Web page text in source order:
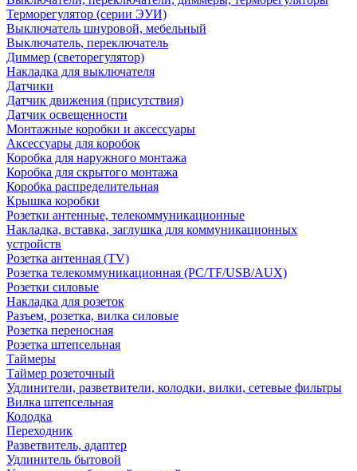
Терморегулятор (серии ЭУИ)
Выключатель шнуровой, мебельный
Выключатель, переключатель
Диммер (светорегулятор)
Накладка для выключателя
Датчики
Датчик движения (присутствия)
Датчик освещенности
Монтажные коробки и аксессуары
Аксессуары для коробок
Коробка для наружного монтажа
Коробка для скрытого монтажа
Коробка распределительная
Крышка коробки
Розетки антенные, телекоммуникационные
Накладка, вставка, заглушка для коммуникационных
устройств
Розетка антенная (TV)
Розетка телекоммуникационная (PC/TF/USB/AUX)
Розетки силовые
Накладка для розеток
Разъем, розетка, вилка силовые
Розетка переносная
Розетка штепсельная
Таймеры
Таймер розеточный
Удлинители, разветвители, колодки, вилки, сетевые фильтры
Вилка штепсельная
Колодка
Переходник
Разветвитель, адаптер
Удлинитель бытовой